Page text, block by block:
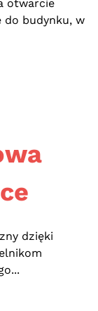
otwarcie
do budynku, w
dzięki